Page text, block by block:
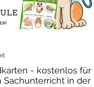
- kostenlos für
Sachunterricht in der